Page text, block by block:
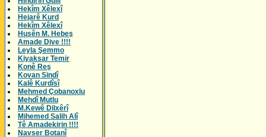
Hekîm Xêlexî
Hejarê Kurd
Hekîm Xêlexî
Husên M. Hebeş
Amade Dive !!!!
Leyla Şemmo
Kiyaksar Temir
Konê Reş
Kovan Sindî
Kalê Kurdîsî
Mehmed Çobanoxlu
Mehdî Mutlu
M.Kewê Dilxêrî
Mihemed Salih Alî
Tê Amadekirin !!!!
Navser Botanî